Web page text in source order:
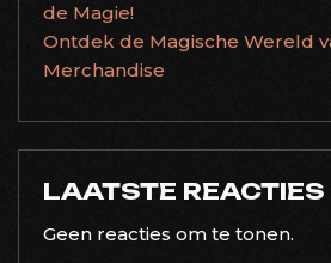
de Magie!
Ontdek de Magische Wereld
Merchandise
LAATSTE REACTIES
Geen reacties om te tonen.